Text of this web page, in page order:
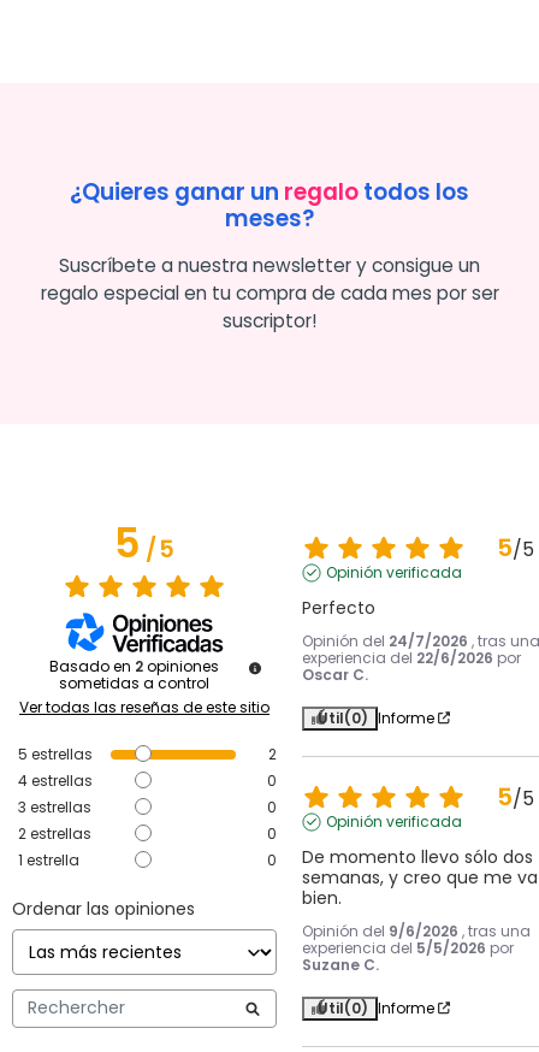
¿Quieres ganar un regalotodos los
meses?
Suscríbete a nuestra newsletter y consigue un
regalo especial en tu compra de cada mes por ser
suscriptor!
5/5
Basado en 2 opiniones
sometidas a control
Ver todas las reseñas de este sitio
5 estrellas
2
4estrellas
0
3 estrellas
0
2estrellas
0
1 estrella 0
Ordenar las opiniones
5/5
Opinión verificada
Perfecto
Opinión del 24/7/2026 , tras una
experiencia del 22/6/2026 por
Oscar C.
Útil(0) Informe
5/5
Opinión verificada
De momento llevo sólo dos
semanas, y creo que me va
bien.
Opinión del 9/6/2026 , tras una
experiencia del 5/5/2026 por
Suzane C.
Útil(0) Informe